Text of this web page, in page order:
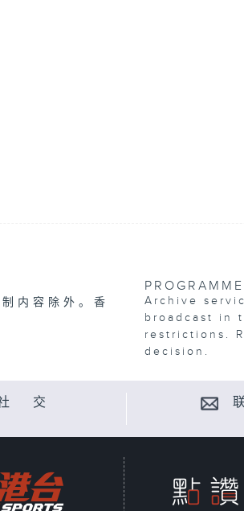
内容除外。香
Archive
broadcast in
restrictions.
decision.
交